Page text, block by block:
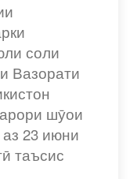
соли
Вазорати
шӯои
23 июни
таъсис